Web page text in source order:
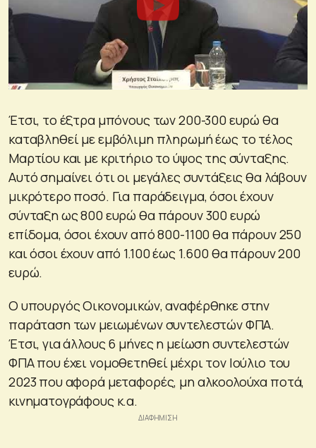
Έτσι, το έξτρα μπόνους των 200-300 ευρώ θα
καταβληθεί με εμβόλιμη πληρωμή έως το τέλος
Μαρτίου και με κριτήριο το ύψος της σύνταξης.
Αυτό σημαίνει ότι οι μεγάλες συντάξεις θα λάβουν
μικρότερο ποσό. Για παράδειγμα,όσοι έχουν
σύνταξη ως 800 ευρώ θα πάρουν 300 ευρώ
επίδομα, όσοι έχουν από 800-1100 θα πάρουν 250
και όσοι έχουν από 1.100 έως 1.600 θα πάρουν 200
ευρώ.
Ο υπουργός Οικονομικών, αναφέρθηκε στην
παράταση των μειωμένων συντελεστών ΦΠΑ.
Έτσι, για άλλους 6 μήνες η μείωση συντελεστών
ΦΠΑ που έχει νομοθετηθεί μέχρι τον Ιούλιο του
2023 που αφορά μεταφορές, μη αλκοολούχα ποτά,
κινηματογράφους κ.α.